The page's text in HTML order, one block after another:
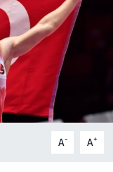
A- A+